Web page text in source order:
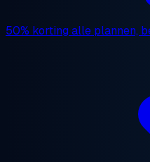
50% korting alle plannen,